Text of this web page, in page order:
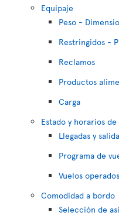
Equipaje
Peso -
Restringidos -
Reclamos
Productos
Carga
Estado y horarios
Llegadas y
Programa de
Vuelos
Comodidad a bordo
Selección de